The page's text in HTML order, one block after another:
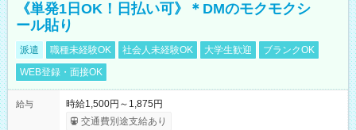
《単発1日OK！日払い可》＊DMのモクモクシ
ール貼り
派遣 職種未経験OK 社会人未経験OK 大学生歓迎
ブランクOK
WEB登録・面接OK
給与
時給1,500円～1,875円
交通費別途支給あり